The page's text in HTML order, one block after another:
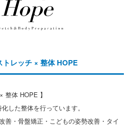
トレッチ × 整体 HOPE
整体 HOPE 】
した整体を行っています。
善・骨盤矯正・こどもの姿勢改善・タイ